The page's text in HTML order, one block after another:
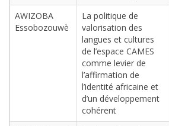
AWIZOBA
Essobozouwè
La politique de
valorisation des
langues et cultures
de l’espace CAMES
comme levier de
l’affirmation de
l’identité africaine et
d’un développement
cohérent